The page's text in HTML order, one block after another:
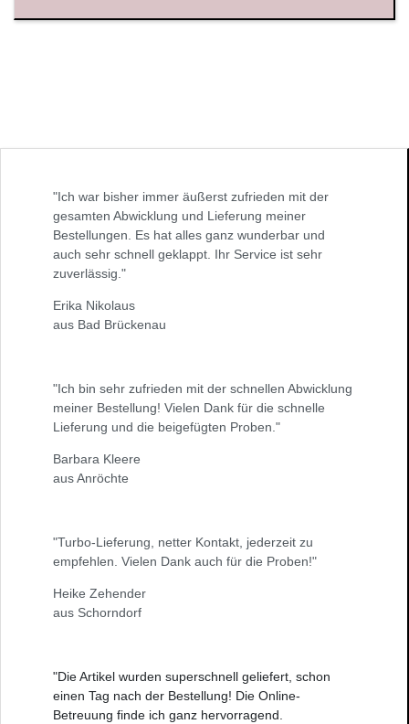
"Ich war bisher immer äußerst zufrieden mit der
gesamten Abwicklung und Lieferung meiner
Bestellungen. Es hat alles ganz wunderbar und
auch sehr schnell geklappt. Ihr Service ist sehr
zuverlässig."
Erika Nikolaus
aus Bad Brückenau
"Ich bin sehr zufrieden mit der schnellen Abwicklung
meiner Bestellung! Vielen Dank für die schnelle
Lieferung und die beigefügten Proben."
Barbara Kleere
aus Anröchte
"Turbo-Lieferung, netter Kontakt, jederzeit zu
empfehlen. Vielen Dank auch für die Proben!"
Heike Zehender
aus Schorndorf
"Die Artikel wurden superschnell geliefert, schon
einen Tag nach der Bestellung! Die Online-
Betreuung finde ich ganz hervorragend.